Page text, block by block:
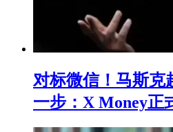
对标微信！马斯克
一步：X Money正